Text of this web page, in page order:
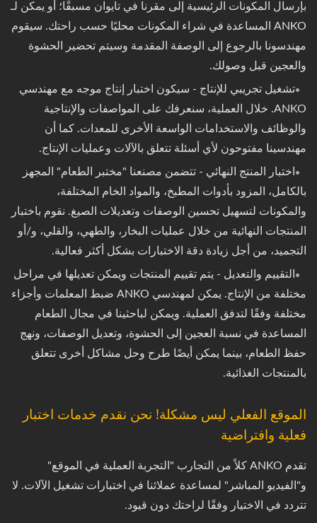
بإرسال المكونات الرئيسية إلى مقرنا في تايوان مسبقًا؛ أو يمكن لـ
ANKO المساعدة في شراء المكونات محليًا حسب راحتك. سيقوم
مهندسونا بالرجوع إلى الوصفة المقدمة وسيتم تحضير الحشوة
والعجين قبل وصولك.
تشغيل تجريبي للإنتاج - سيكون اختبار إنتاج موجه مع مهندسي
ANKO. خلال العملية، سنعرفك على المواصفات والإنتاجية
والوظائف والاستخدامات الواسعة الأخرى للمعدات. كما أن
مهندسينا مفتوحون لأي أسئلة تتعلق بالآلات وعمليات الإنتاج.
اختبار المنتج النهائي - تتضمن مصنعنا "مختبر الطعام" المجهز
بالكامل، المزود بأدوات المطبخ، والمواد الخام المختلفة،
والمكونات لتسهيل تحسين الوصفات وتعديلات الصيغ. نقوم باختبار
المنتجات النهائية من خلال عمليات البخار، والطهي، والقلي، و/أو
التجميد، من أجل زيادة دقة الاختبارات بشكل أكثر فعالية.
التقييم والتعديل - يتم تقييم المنتجات ويمكن تعديلها في مراحل
مختلفة من الإنتاج. يمكن لمهندسي ANKO ضبط المعلمات وأجزاء
مختلفة وفقًا لتدفق العملية. ويمكن لباحثينا في مجال الطعام
المساعدة في نسبة العجين إلى الحشوة، وتعديل الوصفات، ونهج
حفظ الطعام، بينما يمكن أيضًا طرح وحل مشاكل أخرى تتعلق
بالمنتجات الغذائية.
الموقع الفعلي ليس مشكلة! نحن نقدم خدمات اختبار
فعلية وافتراضية
تقدم ANKO كلاً من التجارب "التجربة العملية في الموقع"
و"الفيديو المباشر" لمساعدة عملائنا في اختبارات تشغيل الآلات. لا
تتردد في الاختيار وفقًا لراحتك دون قيود.